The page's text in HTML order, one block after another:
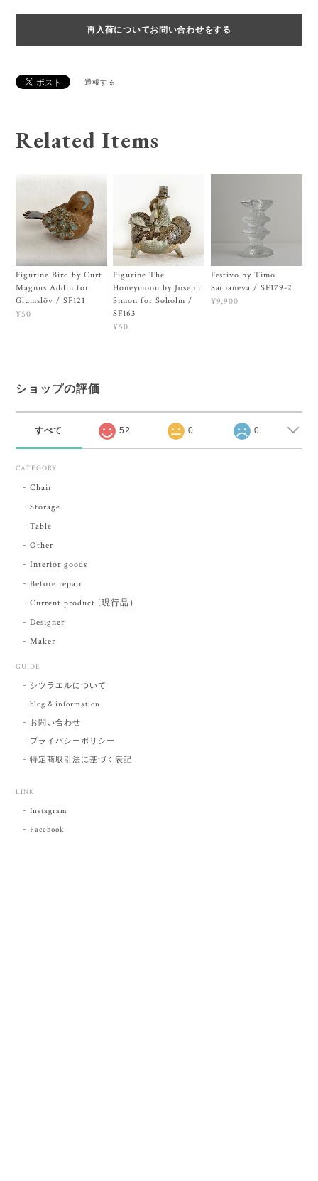
再入荷についてお問い合わせをする
通報する
Related Items
Figurine Bird by Curt
Magnus Addin for
Glumslöv / SF121
¥50
Figurine The
Honeymoon by Joseph
Simon for Søholm /
SF163
¥50
Festivo by Timo
Sarpaneva / SF179-2
¥9,900
ショップの評価
すべて 52 0 0
CATEGORY
Chair
Storage
Table
Other
Interior goods
Before repair
Current product (現行品）
Designer
Maker
GUIDE
シツラエルについて
blog & information
お問い合わせ
プライバシーポリシー
特定商取引法に基づく表記
LINK
Instagram
Facebook